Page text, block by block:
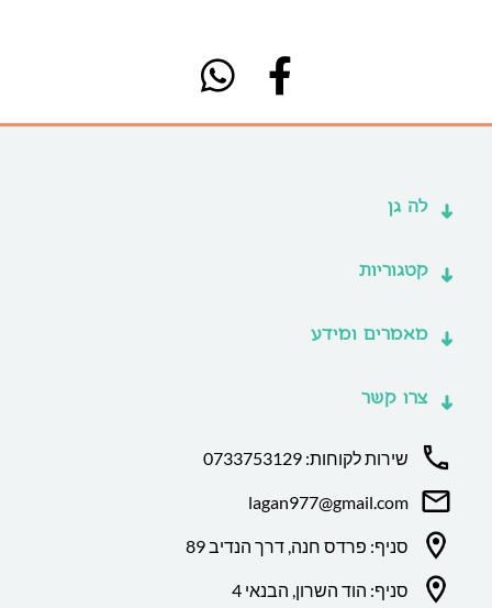
לה גן
קטגוריות
מאמרים ומידע
צרו קשר
שירות לקוחות: 0733753129
lagan977@gmail.com
סניף: פרדס חנה, דרך הנדיב 89
סניף: הוד השרון, הבנאי 4